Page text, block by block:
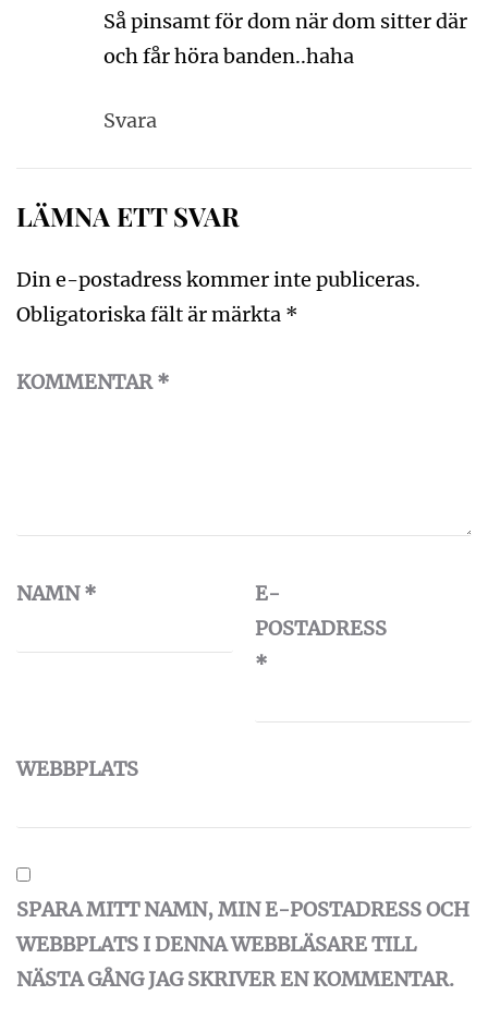
Så pinsamt för dom när dom sitter där
och får höra banden..haha
Svara
LÄMNA ETT SVAR
Din e-postadress kommer inte publiceras.
Obligatoriska fält är märkta *
KOMMENTAR*
NAMN*
E-
POSTADRESS
*
WEBBPLATS
SPARA MITT NAMN, MIN E-POSTADRESS OCH
WEBBPLATS I DENNA WEBBLÄSARE TILL
NÄSTA GÅNG JAG SKRIVER EN KOMMENTAR.